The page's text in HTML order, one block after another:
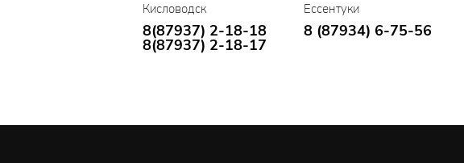
Кисловодск
8(87937) 2-18-18
8(87937) 2-18-17
Ессентуки
8 (87934) 6-75-56